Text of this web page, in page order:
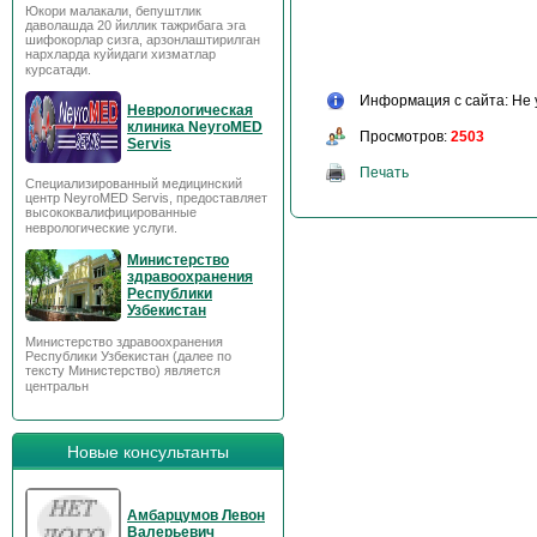
Юкори малакали, бепуштлик
даволашда 20 йиллик тажрибага эга
шифокорлар сизга, арзонлаштирилган
нархларда куйидаги хизматлар
курсатади.
Неврологическая
клиника NeyroMED
Servis
Специализированный медицинский
центр NeyroMED Servis, предоставляет
высококвалифицированные
неврологические услуги.
Министерство
здравоохранения
Республики
Узбекистан
Министерство здравоохранения
Республики Узбекистан (далее по
тексту Министерство) является
центральн
Новые консультанты
Амбарцумов Левон
Валерьевич
Информация с сайта: Не
Просмотров: 2503
Печать